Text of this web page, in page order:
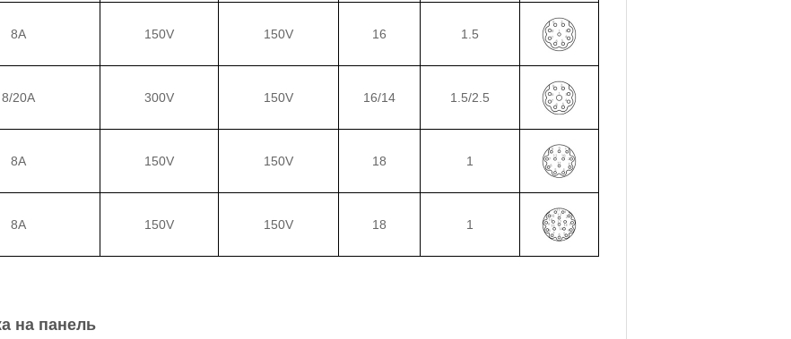
8A 150V 150V 16 1.5
8/20A 300V 150V 16/14 1.5/2.5
8A 150V 150V 18 1
8A 150V 150V 18 1
на панель